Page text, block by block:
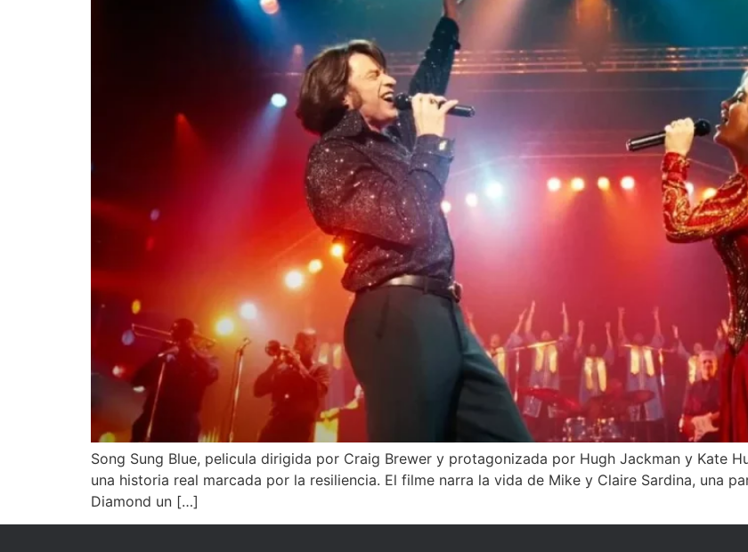
Song Sung Blue, pelicula dirigida por Craig Brewer y protagonizada por Hugh Jackman y Kate
una historia real marcada por la resiliencia. El filme narra la vida de Mike y Claire Sardina, una
Diamond un […]